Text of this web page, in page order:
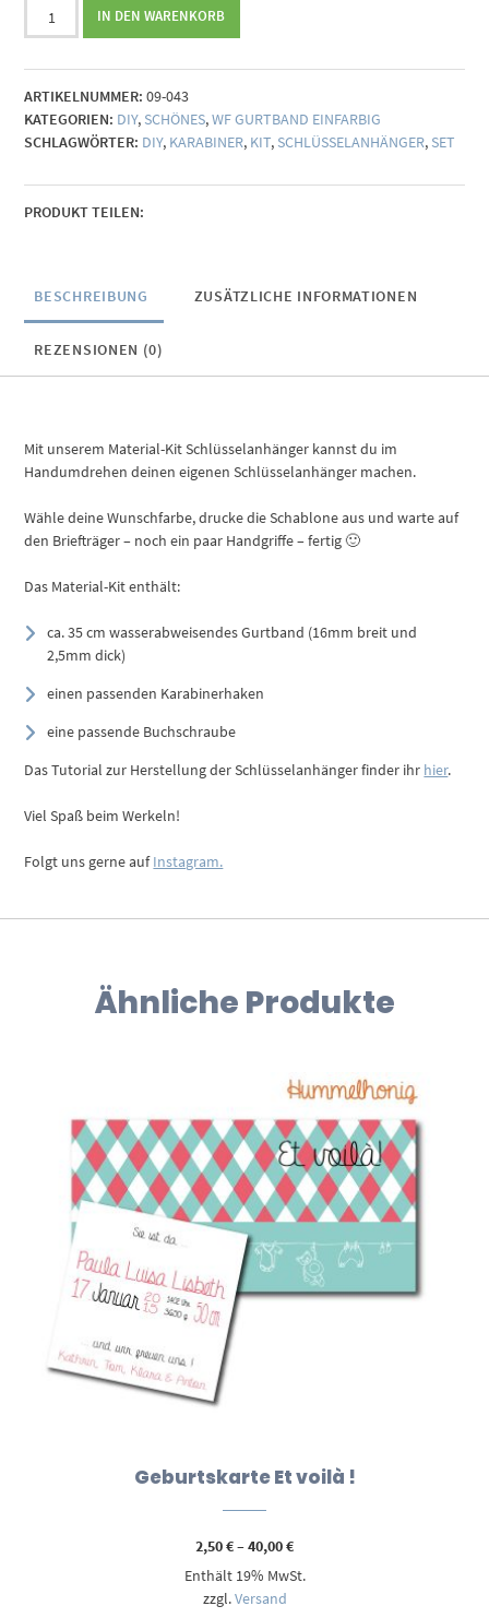
-
einfarbig
Menge
IN DEN WARENKORB
ARTIKELNUMMER: 09-043
KATEGORIEN: DIY, SCHÖNES,WF GURTBAND EINFARBIG
SCHLAGWÖRTER: DIY, KARABINER, KIT, SCHLÜSSELANHÄNGER, SET
PRODUKT TEILEN:
BESCHREIBUNG ZUSÄTZLICHE INFORMATIONEN
REZENSIONEN (0)
Mit unserem Material-Kit Schlüsselanhänger kannst du im
Handumdrehen deinen eigenen Schlüsselanhänger machen.
Wähle deine Wunschfarbe, drucke die Schablone aus und warte auf
den Briefträger – noch ein paar Handgriffe – fertig 🙂
Das Material-Kit enthält:
ca. 35 cm wasserabweisendes Gurtband (16mm breit und
2,5mm dick)
einen passenden Karabinerhaken
eine passende Buchschraube
Das Tutorial zur Herstellung der Schlüsselanhänger finder ihr hier.
Viel Spaß beim Werkeln!
Folgt uns gerne aufInstagram.
Ähnliche Produkte
Geburtskarte Et voilà !
2,50€–40,00€Preisspanne:
bis
Enthält 19% MwSt.
zzgl.Versand